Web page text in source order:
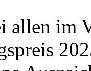
allen im